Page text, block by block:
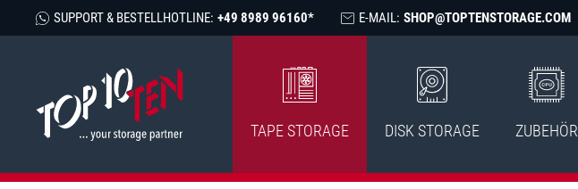
SUPPORT & BESTELLHOTLINE: +49 8989 96160* E-MAIL: SHOP@TOPTENSTORAGE.COM
TAPE STORAGE DISK STORAGE ZUBEHÖR